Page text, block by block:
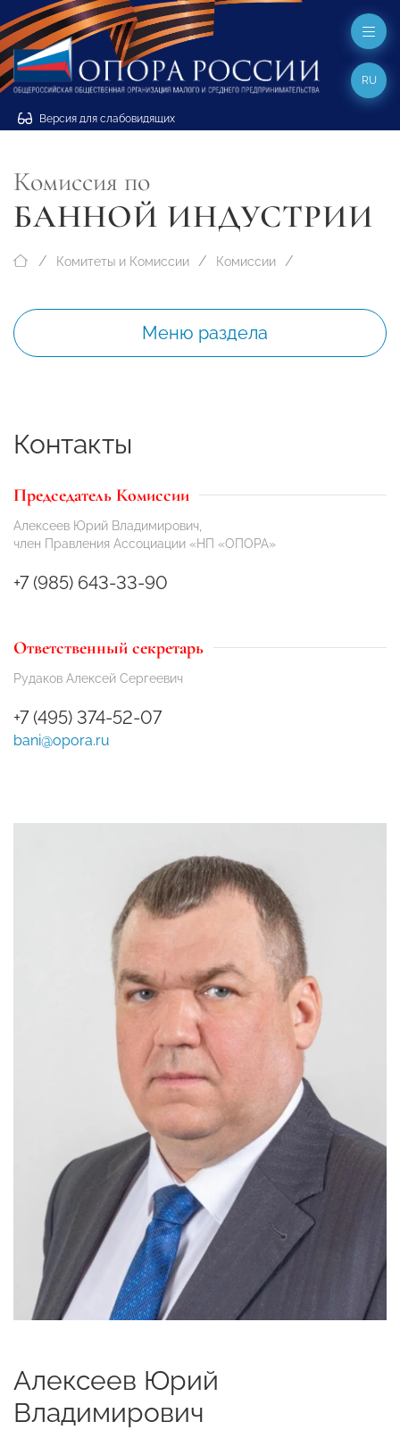
Версия для слабовидящих
RU
Комиссия по
БАННОЙ ИНДУСТРИИ
Комитеты и Комиссии Комиссии
Меню раздела
Контакты
Председатель Комиссии
Алексеев Юрий Владимирович,
член Правления Ассоциации «НП «ОПОРА»
+7 (985) 643-33-90
Ответственный секретарь
Рудаков Алексей Сергеевич
+7 (495) 374-52-07
bani@opora.ru
Алексеев Юрий
Владимирович